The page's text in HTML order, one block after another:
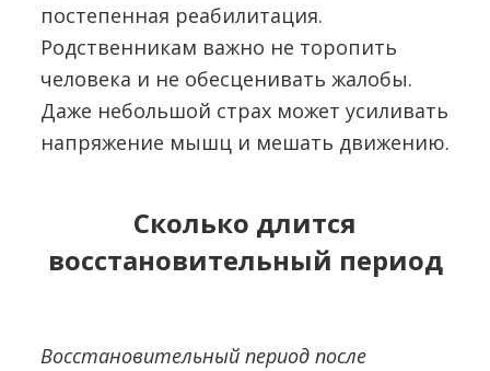
постепенная реабилитация.
Родственникам важно не торопить
человека и не обесценивать жалобы.
Даже небольшой страх может усиливать
напряжение мышц и мешать движению.
Сколько длится
восстановительный период
Восстановительный период после